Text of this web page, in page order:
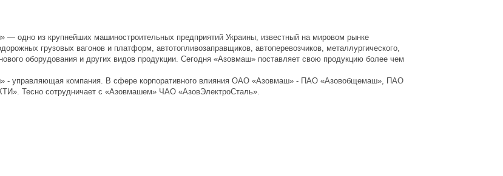
из крупнейших машиностроительных предприятий Украины, известный на мировом рынке
грузовых вагонов и платформ, автотопливозаправщиков, автоперевозчиков, металлургического,
оборудования и других видов продукции. Сегодня «Азовмаш» поставляет свою продукцию более чем
компания. В сфере корпоративного влияния ОАО «Азовмаш» - ПАО «Азовобщемаш», ПАО
Тесно сотрудничает с «Азовмашем» ЧАО «АзовЭлектроСталь».